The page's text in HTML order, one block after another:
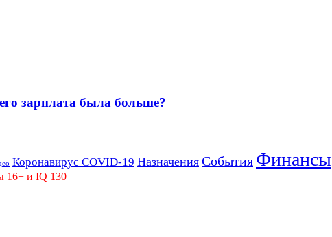
зарплата была больше?
Коронавирус COVID-19 Назначения События Финансы
16+ и IQ 130